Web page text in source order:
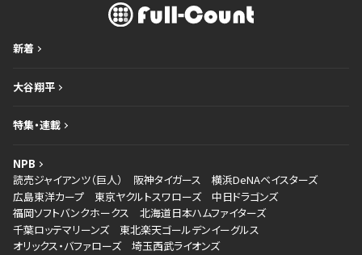
新着
大谷翔平
特集・連載
NPB
読売ジャイアンツ（巨人）
阪神タイガース
横浜DeNAベイスターズ
広島東洋カープ
東京ヤクルトスワローズ
中日ドラゴンズ
福岡ソフトバンクホークス
北海道日本ハムファイターズ
千葉ロッテマリーンズ
東北楽天ゴールデンイーグルス
オリックス・バファローズ
埼玉西武ライオンズ